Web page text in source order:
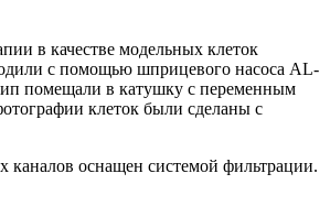
в качестве модельных клеток
с помощью шприцевого насоса AL-
помещали в катушку с переменным
клеток были сделаны с
оснащен системой фильтрации.